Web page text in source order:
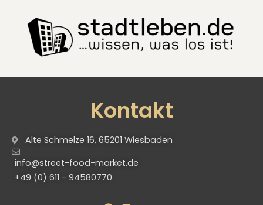
Kontakt
Alte Schmelze 16, 65201 Wiesbaden
info@street-food-market.de
+49 (0) 611 - 94580770